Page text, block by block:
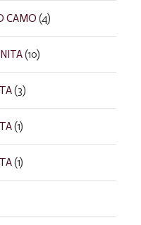
CAMO (4)
(10)
(3)
(1)
(1)